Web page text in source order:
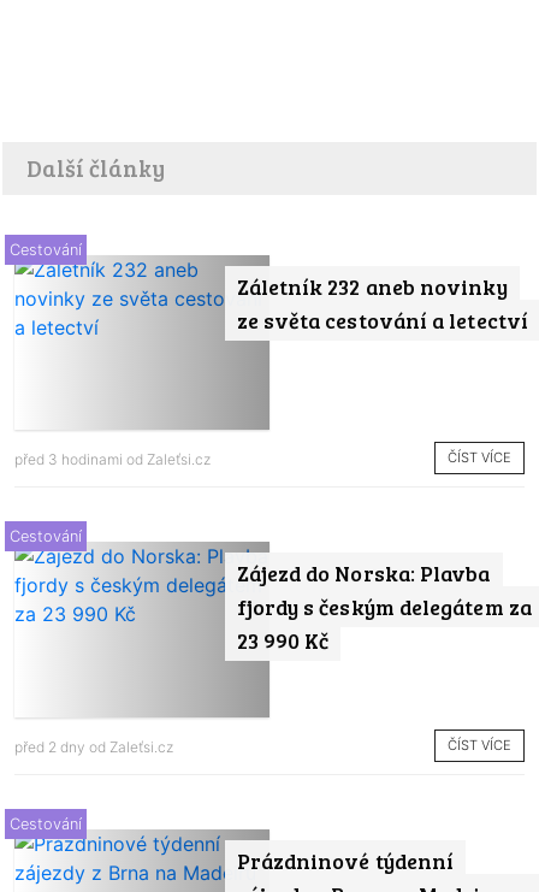
Další články
Záletník 232 aneb novinky
ze světa cestování a letectví
Cestování
před 3 hodinami od Zaleťsi.cz ČÍST VÍCE
Zájezd do Norska: Plavba
fjordy s českým delegátem za
23 990 Kč
Cestování
před 2 dny od Zaleťsi.cz ČÍST VÍCE
Prázdninové týdenní
Cestování